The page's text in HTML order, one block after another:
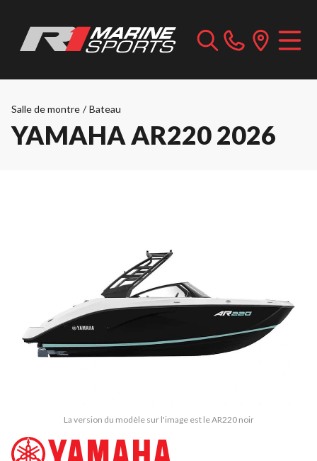
Salle de montre / Bateau
YAMAHA AR220 2026
La version du modèle sur l'image est le AR220 noir